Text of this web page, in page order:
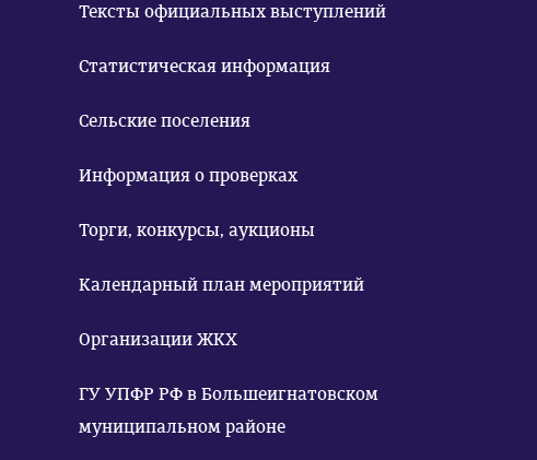
Тексты официальных выступлений
Статистическая информация
Сельские поселения
Информация о проверках
Торги, конкурсы, аукционы
Календарный план мероприятий
Организации ЖКХ
ГУ УПФР РФ в Большеигнатовском
муниципальном районе